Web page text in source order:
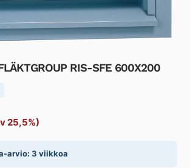
RIS-SFE 600X200
25,5%)
arvio: 3 viikkoa